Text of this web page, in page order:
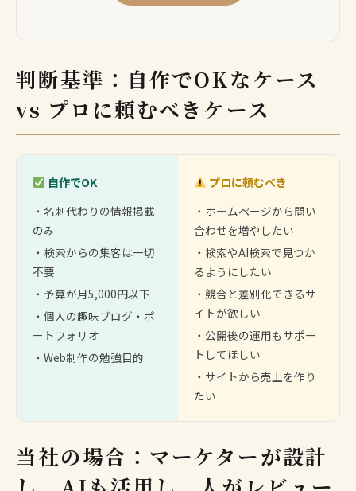
判断基準：自作でOKなケース
vs プロに頼むべきケース
自作でOK
・名刺代わりの情報掲載
のみ
・検索からの集客は一切
不要
・予算が月5,000円以下
・個人の趣味ブログ・ポ
ートフォリオ
・Web制作の勉強目的
プロに頼むべき
・ホームページから問い
合わせを増やしたい
・検索やAI検索で見つか
るようにしたい
・競合と差別化できるサ
イトが欲しい
・公開後の運用もサポー
トしてほしい
・サイトから売上を作り
たい
当社の場合：マーケターが設計